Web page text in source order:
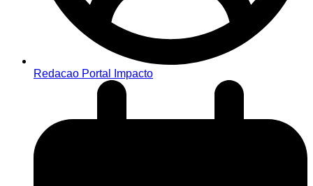
Redacao Portal Impacto